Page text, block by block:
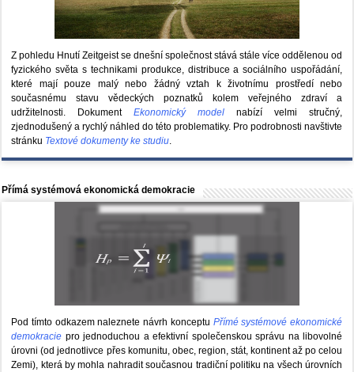
Z pohledu Hnutí Zeitgeist se dnešní společnost stává stále více oddělenou od
fyzického světa s technikami produkce, distribuce a sociálního uspořádání,
které mají pouze malý nebo žádný vztah k životnímu prostředí nebo
současnému stavu vědeckých poznatků kolem veřejného zdraví a
udržitelnosti. DokumentEkonomický model nabízí velmi stručný,
zjednodušený a rychlý náhled do této problematiky. Pro podrobnosti navštivte
stránku Textové dokumenty ke studiu.
Přímá systémová ekonomická demokracie
Pod tímto odkazem naleznete návrh konceptu Přímé systémové ekonomické
demokracie pro jednoduchou a efektivní společenskou správu na libovolné
úrovni (od jednotlivce přes komunitu, obec, region, stát, kontinent až po celou
Zemi), která by mohla nahradit současnou tradiční politiku na všech úrovních